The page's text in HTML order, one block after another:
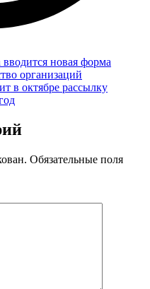
новая форма
организаций
в октябре рассылку
Обязательные поля